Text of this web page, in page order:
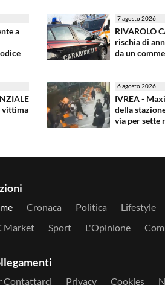
a
7 agosto 2026
RIVAROLO
rischia di
da un
vittima
6 agosto 2026
IVREA -
della
via per sette
Cronaca Politica Lifestyle
Market
Sport L'Opinione
Contattarci Privacy Cookies